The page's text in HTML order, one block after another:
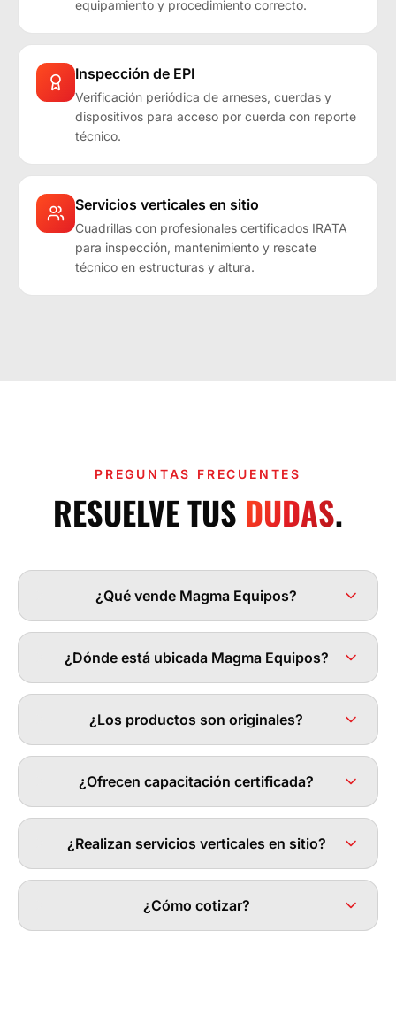
equipamiento y procedimiento correcto.
Inspección de EPI
Verificación periódica de arneses, cuerdas y
dispositivos para acceso por cuerda con reporte
técnico.
Servicios verticales en sitio
Cuadrillas con profesionales certificados IRATA
para inspección, mantenimiento y rescate
técnico en estructuras y altura.
PREGUNTAS FRECUENTES
RESUELVE TUS DUDAS.
¿Qué vende Magma Equipos?
¿Dónde está ubicada Magma Equipos?
¿Los productos son originales?
¿Ofrecen capacitación certificada?
¿Realizan servicios verticales en sitio?
¿Cómo cotizar?